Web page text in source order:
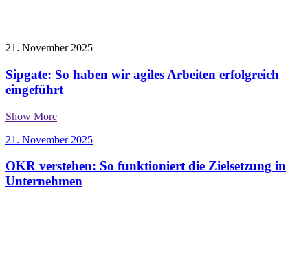
21. November 2025
Sipgate: So haben wir agiles Arbeiten erfolgreich
eingeführt
Show More
21. November 2025
OKR verstehen: So funktioniert die Zielsetzung in
Unternehmen